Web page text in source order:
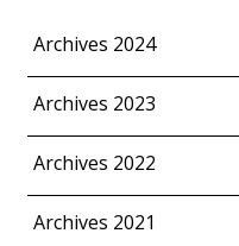
Archives 2024
Archives 2023
Archives 2022
Archives 2021